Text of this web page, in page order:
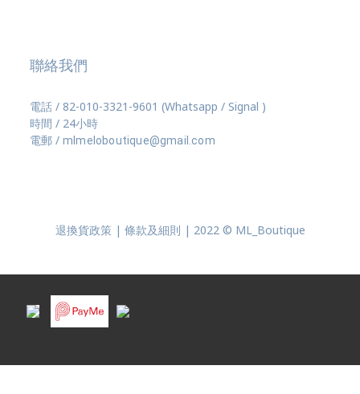
聯絡我們
電話 / 82-010-3321-9601 (Whatsapp / Signal )
時間 / 24小時
電郵 / mlmeloboutique@gmail.com
退換貨政策 | 條款及細則 | 2022 © ML_Boutique